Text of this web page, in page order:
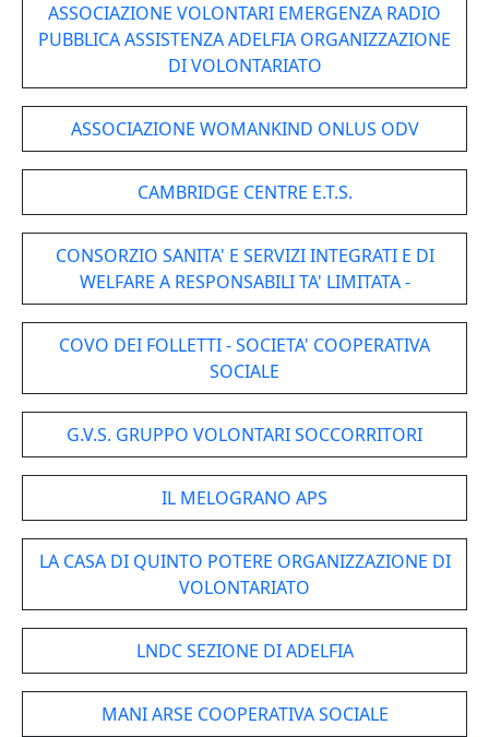
ASSOCIAZIONE VOLONTARI EMERGENZA RADIO
PUBBLICA ASSISTENZA ADELFIA ORGANIZZAZIONE
DI VOLONTARIATO
ASSOCIAZIONE WOMANKIND ONLUS ODV
CAMBRIDGE CENTRE E.T.S.
CONSORZIO SANITA' E SERVIZI INTEGRATI E DI
WELFARE A RESPONSABILI TA' LIMITATA -
COVO DEI FOLLETTI - SOCIETA' COOPERATIVA
SOCIALE
G.V.S. GRUPPO VOLONTARI SOCCORRITORI
IL MELOGRANO APS
LA CASA DI QUINTO POTERE ORGANIZZAZIONE DI
VOLONTARIATO
LNDC SEZIONE DI ADELFIA
MANI ARSE COOPERATIVA SOCIALE